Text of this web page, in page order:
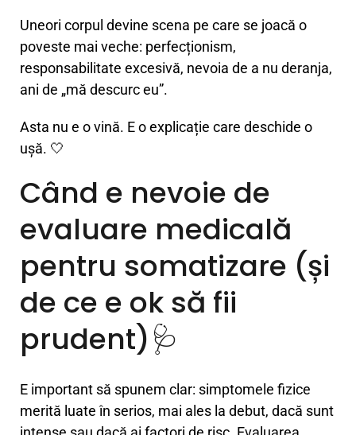
Uneori corpul devine scena pe care se joacă o
poveste mai veche: perfecționism,
responsabilitate excesivă, nevoia de a nu deranja,
ani de „mă descurc eu”.
Asta nu e o vină. E o explicație care deschide o
ușă. 🤍
Când e nevoie de
evaluare medicală
pentru somatizare (și
de ce e ok să fii
prudent)🩺
E important să spunem clar: simptomele fizice
merită luate în serios, mai ales la debut, dacă sunt